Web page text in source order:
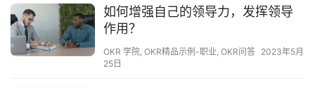
如何增强自己的领导力，发挥领导
作用？
OKR 学院, OKR精品示例-职业, OKR问答 2023年5月
25日